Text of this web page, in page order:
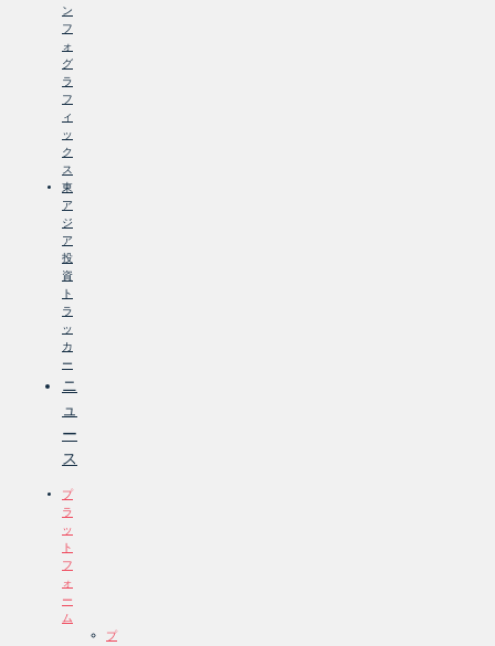
ン
フ
ォ
グ
ラ
フ
ィ
ッ
ク
ス
東
ア
ジ
ア
投
資
ト
ラ
ッ
カ
ー
ニ
ュ
ー
ス
プ
ラ
ッ
ト
フ
ォ
ー
ム
プ